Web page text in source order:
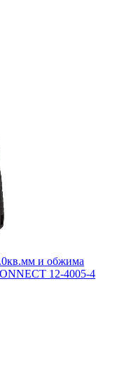
и обжима
12-4005-4